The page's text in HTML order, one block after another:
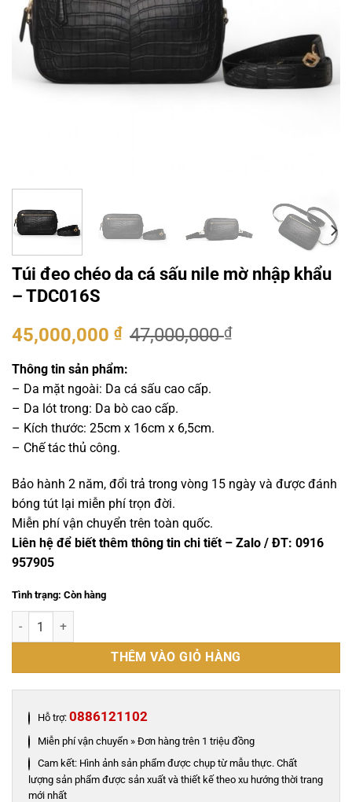
Túi đeo chéo da cá sấu nile mờ nhập khẩu
– TDC016S
47,000,000₫
Giá
là:
47,000,000 ₫.
45,000,000 ₫Giá
tại
là:
45,000,000 ₫.
Thông tin sản phẩm:
– Da mặt ngoài: Da cá sấu cao cấp.
– Da lót trong: Da bò cao cấp.
– Kích thước: 25cm x 16cm x 6,5cm.
– Chế tác thủ công.
Bảo hành 2 năm, đổi trả trong vòng 15 ngày và được đánh
bóng tút lại miễn phí trọn đời.
Miễn phí vận chuyển trên toàn quốc.
Liên hệ để biết thêm thông tin chi tiết – Zalo / ĐT: 0916
957905
Tình trạng: Còn hàng
Túi đeo chéo da cá sấu nile mờ nhập khẩu - TDC016S số lượng
THÊM VÀO GIỎ HÀNG
Hỗ trợ: 0886121102
Miễn phí vận chuyển » Đơn hàng trên 1 triệu đồng
Cam kết: Hình ảnh sản phẩm được chụp từ mẫu thực. Chất
lượng sản phẩm được sản xuất và thiết kế theo xu hướng thời trang
mới nhất